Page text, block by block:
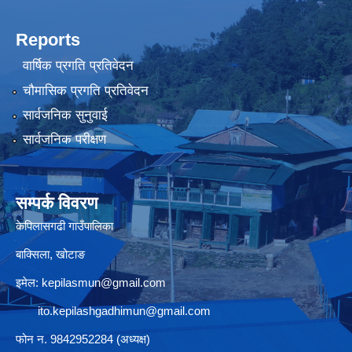
Reports
वार्षिक प्रगति प्रतिवेदन
चौमासिक प्रगति प्रतिवेदन
सार्वजनिक सुनुवाई
सार्वजनिक परीक्षण
सम्पर्क विवरण
केपिलासगढी गाउँपालिका
बाक्सिला, खोटाङ
इमेल: kepilasmun@gmail.com
ito.kepilashgadhimun@gmail.com
फोन न. 9842952284 (अध्यक्ष)